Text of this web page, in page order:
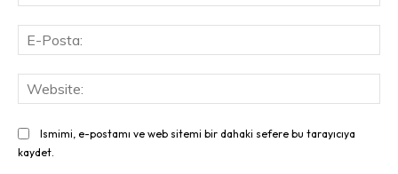
Ismimi, e-postamı ve web sitemi bir dahaki sefere bu tarayıcıya
kaydet.